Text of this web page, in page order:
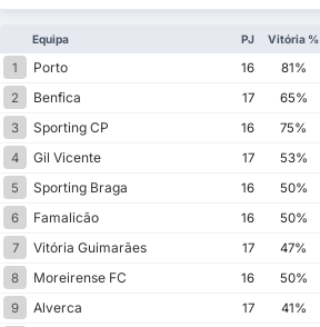
Equipa PJ Vitória %
1 Porto 16 81%
2
Benfica 17 65%
3
Sporting CP 16 75%
4
Gil Vicente 17 53%
5
Sporting Braga 16 50%
6
Famalicão 16 50%
7
Vitória Guimarães 17 47%
8
Moreirense FC 16 50%
9
Alverca 17 41%